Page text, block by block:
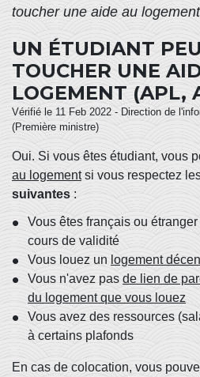
toucher une aide au
UN ÉTUDIANT
TOUCHER UNE
LOGEMENT (APL,
Vérifié le 11 Feb 2022 - Direction de
(Première ministre)
Oui. Si vous êtes étudiant, vous
au logementsi vous respectez
suivantes :
Vous êtes français ou
cours de validité
Vous louez un logement
Vous n'avez pas de lien de
du logement que vous louez
Vous avez des ressources
à certains plafonds
En cas de colocation, vous